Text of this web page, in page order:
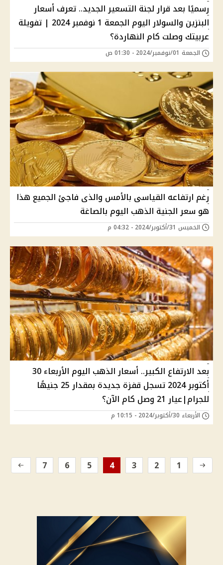
رسميًا بعد قرار لجنة التسعير الجديد.. تعرف أسعار
البنزين والسولار اليوم الجمعة 1 نوفمبر 2024 | تفويلة
عربيتك وصلت كام النهاردة؟
الجمعة 01/نوفمبر/2024 - 01:30 ص
رغم ارتفاعه القياسى بالأمس والذى فاجئ الجميع هذا
هو سعر الجنية الذهب اليوم بالصاغة
الخميس 31/أكتوبر/2024 - 04:32 م
بعد الارتفاع الكبير.. أسعار الذهب اليوم الأربعاء 30
أكتوبر 2024 تسجل قفزة جديدة بمقدار 25 جنيهًا
للجرام|عيار 21 وصل كام الآن؟
الأربعاء 30/أكتوبر/2024 - 10:15 م
1
2
3
4
5
6
7